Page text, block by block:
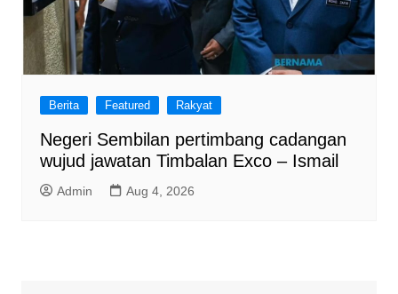
Berita Featured Rakyat
Negeri Sembilan pertimbang cadangan
wujud jawatan Timbalan Exco – Ismail
Admin Aug 4, 2026